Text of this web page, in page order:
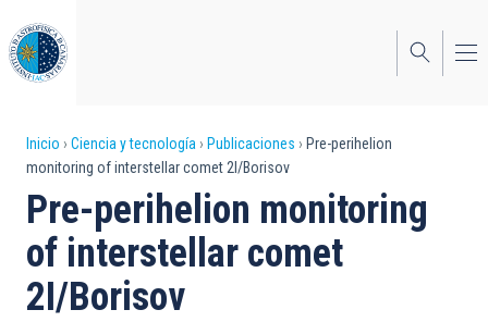
al
contenido
principal
Sobrescribir
enlaces
de
ayuda
a
Inicio Ciencia y tecnología Publicaciones
Pre-perihelion
monitoring of interstellar comet 2I/Borisov
Pre-perihelion monitoring
of interstellar comet
2I/Borisov